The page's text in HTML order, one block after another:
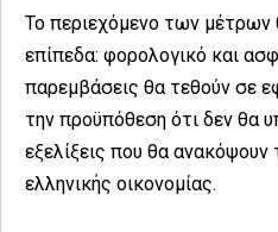
Το περιεχόμενο των μέτρων
επίπεδα: φορολογικό και
παρεμβάσεις θα τεθούν σε
την προϋπόθεση ότι δεν θα
εξελίξεις που θα ανακόψουν
ελληνικής οικονομίας.